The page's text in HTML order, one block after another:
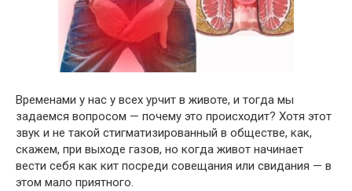
Временами у нас у всех урчит в животе, и тогда мы
задаемся вопросом — почему это происходит? Хотя этот
звук и не такой стигматизированный в обществе, как,
скажем, при выходе газов, но когда живот начинает
вести себя как кит посреди совещания или свидания — в
этом мало приятного.